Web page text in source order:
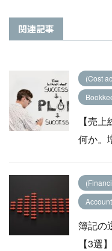
関連記事
(Cost
【売
何か。
簿記の
【3選】